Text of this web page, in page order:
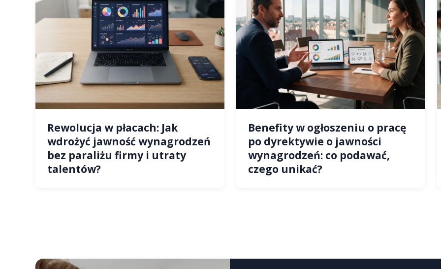
Rewolucja w płacach: Jak
wdrożyć jawność wynagrodzeń
bez paraliżu firmy i utraty
talentów?
Benefity w ogłoszeniu o pracę
po dyrektywie o jawności
wynagrodzeń: co podawać,
czego unikać?